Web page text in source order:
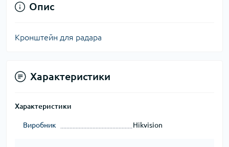
Опис
Кронштейн для радара
Характеристики
Характеристики
Виробник Hikvision